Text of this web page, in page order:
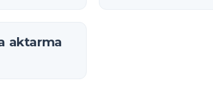
aktarma